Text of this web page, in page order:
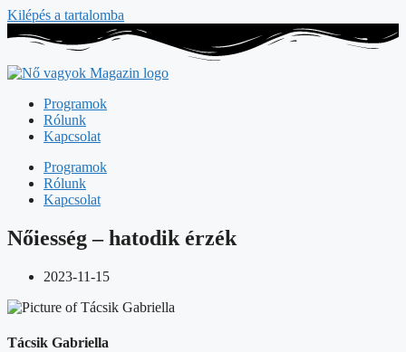
Kilépés a tartalomba
Programok
Rólunk
Kapcsolat
Programok
Rólunk
Kapcsolat
Nőiesség – hatodik érzék
2023-11-15
Tácsik Gabriella